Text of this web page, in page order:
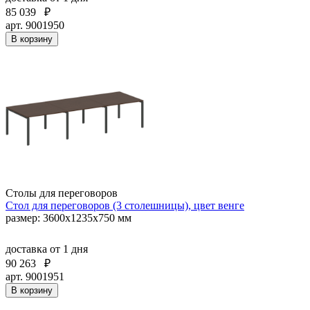
85 039
₽
арт. 9001950
В корзину
Столы для переговоров
Стол для переговоров (3 столешницы), цвет венге
размер: 3600х1235х750 мм
доставка от 1 дня
90 263
₽
арт. 9001951
В корзину